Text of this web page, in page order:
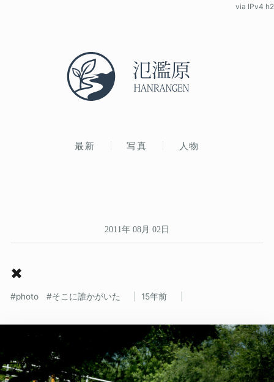
最新 写真 人物
via IPv4 h2
2011年 08月 02日
✖
photo そこに誰かがいた 15年前